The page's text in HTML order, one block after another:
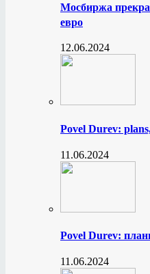
Мосбиржа
евро
12.06.2024
Povel Durev:
11.06.2024
Povel Durev:
11.06.2024